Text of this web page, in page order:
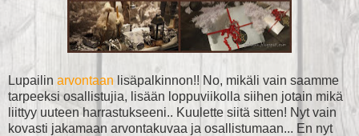
Lupailin arvontaan lisäpalkinnon!! No, mikäli vain saamme
tarpeeksi osallistujia, lisään loppuviikolla siihen jotain mikä
liittyy uuteen harrastukseeni.. Kuulette siitä sitten! Nyt vain
kovasti jakamaan arvontakuvaa ja osallistumaan... En nyt